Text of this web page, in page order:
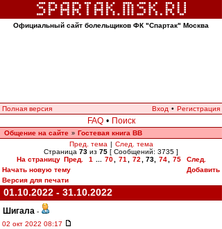
Официальный сайт болельщиков ФК "Спартак" Москва
Полная версия Вход • Регистрация
FAQ • Поиск
Общение на сайте » Гостевая книга ВВ
Пред. тема | След. тема
Страница 73 из 75 [ Сообщений: 3735 ]
На страницу Пред. 1 70 71 72 73, 74 75
След.
Начать новую тему
Добавить
Версия для печати
01.10.2022 - 31.10.2022
Шигала -
02 окт 2022 08:17